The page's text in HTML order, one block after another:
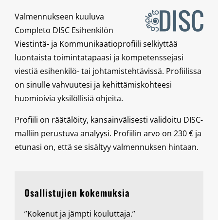
Valmennukseen kuuluva
Completo DISC Esihenkilön
Viestintä- ja Kommunikaatioprofiili selkiyttää
luontaista toimintatapaasi ja kompetenssejasi
viestiä esihenkilö- tai johtamistehtävissä. Profiilissa
on sinulle vahvuutesi ja kehittämiskohteesi
huomioivia yksilöllisiä ohjeita.
Profiili on räätälöity, kansainvälisesti validoitu DISC-
malliin perustuva analyysi. Profiilin arvo on 230 € ja
etunasi on, että se sisältyy valmennuksen hintaan.
Osallistujien kokemuksia
”Kokenut ja jämpti kouluttaja.”